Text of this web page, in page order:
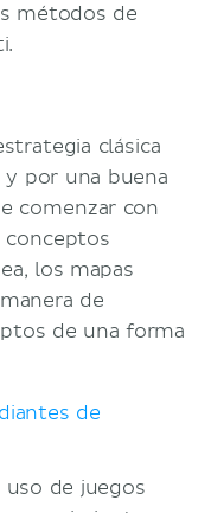
métodos de
clásica
por una buena
comenzar con
conceptos
los mapas
de
de una forma
de
de juegos